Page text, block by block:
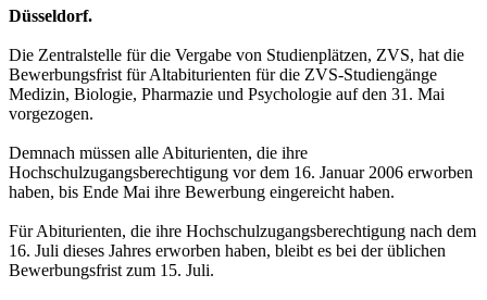
Düsseldorf.
Die Zentralstelle für die Vergabe von Studienplätzen, ZVS, hat die
Bewerbungsfrist für Altabiturienten für die ZVS-Studiengänge
Medizin, Biologie, Pharmazie und Psychologie auf den 31. Mai
vorgezogen.
Demnach müssen alle Abiturienten, die ihre
Hochschulzugangsberechtigung vor dem 16. Januar 2006 erworben
haben, bis Ende Mai ihre Bewerbung eingereicht haben.
Für Abiturienten, die ihre Hochschulzugangsberechtigung nach dem
16. Juli dieses Jahres erworben haben, bleibt es bei der üblichen
Bewerbungsfrist zum 15. Juli.